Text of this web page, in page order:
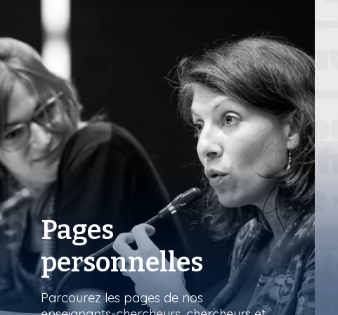
Pages
personnelles
Parcourez les pages de nos